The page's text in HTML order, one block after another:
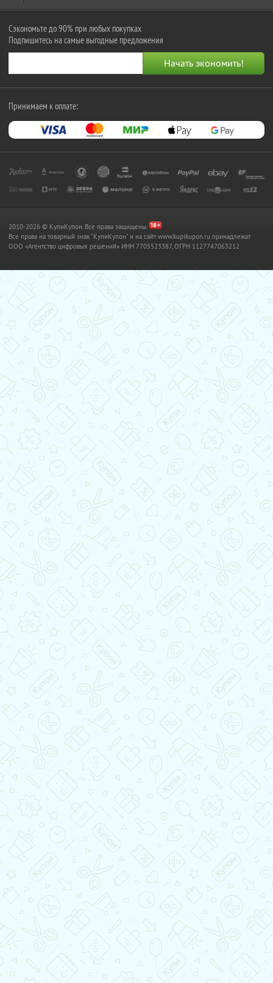
Сэкономьте до 90% при любых покупках
Подпишитесь на самые выгодные предложения
Принимаем к оплате:
2010-2026 © КупиКупон. Все права защищены.
Все права на товарный знак "КупиКупон" и на сайт www.kupikupon.ru принадлежат
OOO «Агентство цифровых решений» ИНН 7705523387, ОГРН 1127747063212